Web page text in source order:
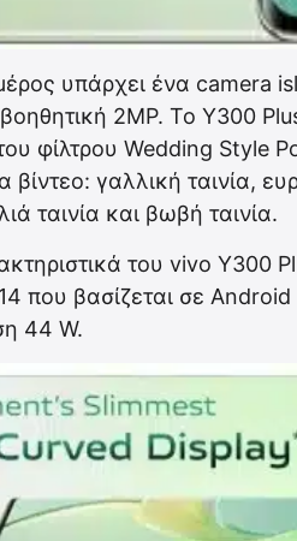
υπάρχει ένα camera
2MP. Το Y300
φίλτρου Wedding Style
βίντεο: γαλλική ταινία,
ταινία και βωβή ταινία.
του vivo Y300
που βασίζεται σε
44 W.